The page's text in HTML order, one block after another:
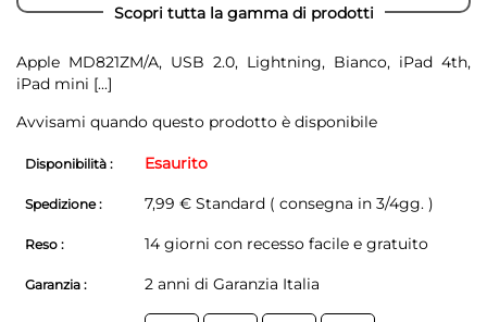
Scopri tutta la gamma di prodotti
Apple MD821ZM/A, USB 2.0, Lightning, Bianco, iPad 4th,
iPad mini [...]
Avvisami quando questo prodotto è disponibile
Disponibilità : Esaurito
Spedizione : 7,99 € Standard ( consegna in 3/4gg. )
Reso : 14 giorni con recesso facile e gratuito
Garanzia : 2 anni di Garanzia Italia